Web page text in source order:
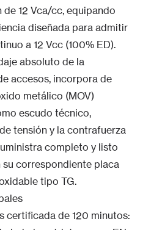
12 Vca/cc, equipando
diseñada para admitir
a 12 Vcc (100% ED).
absoluto de la
accesos, incorpora de
metálico (MOV)
escudo técnico,
tensión y la contrafuerza
completo y listo
correspondiente placa
tipo TG.
certificada de 120 minutos: